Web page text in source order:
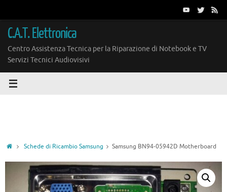
contenuto
C.A.T. Elettronica
Centro Assistenza Tecnica per la Riparazione di Notebook e TV
Servizi Tecnici Audiovisivi
HomeSchede di Ricambio Samsung Samsung BN94-05942D Motherboard